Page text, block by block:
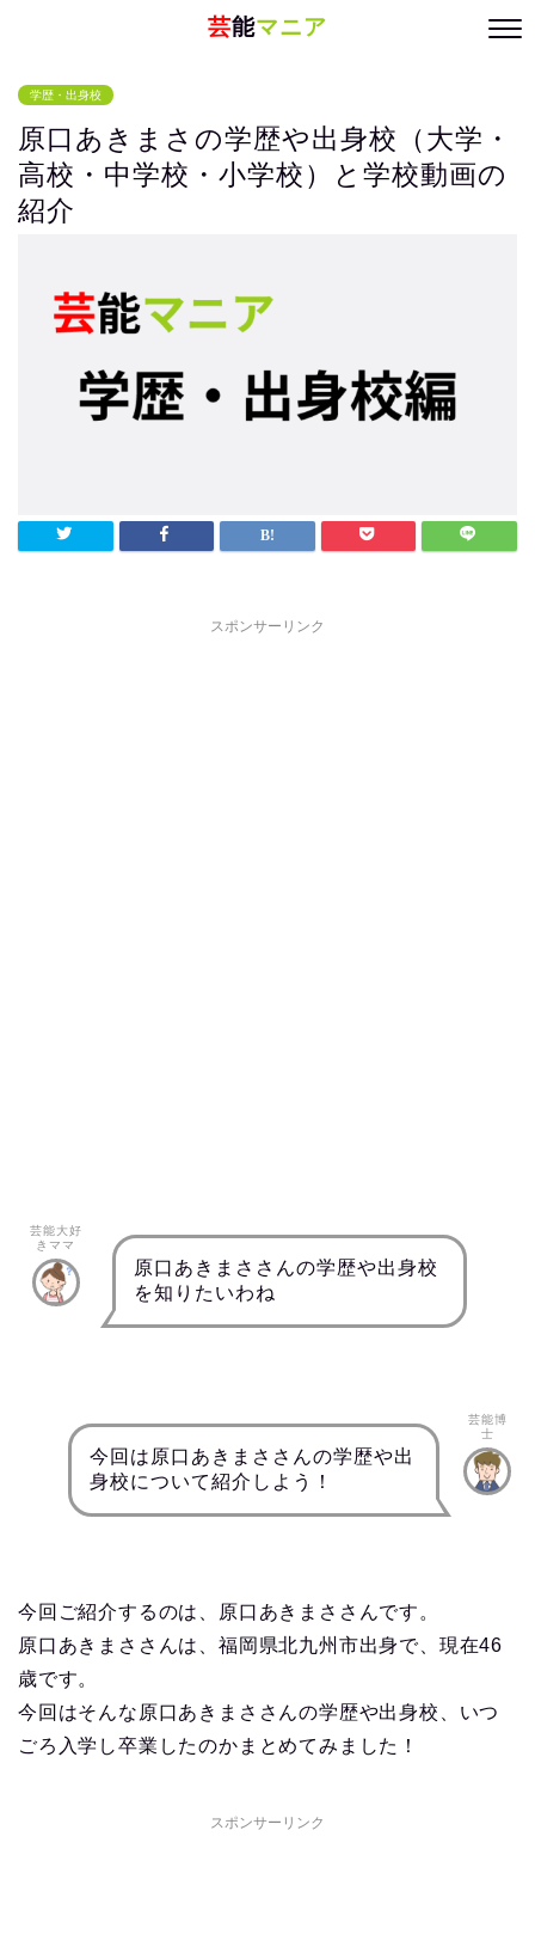
芸能マニア
学歴・出身校
原口あきまさの学歴や出身校（大学・
高校・中学校・小学校）と学校動画の
紹介
スポンサーリンク
芸能大好
きママ
原口あきまささんの学歴や出身校
を知りたいわね
今回は原口あきまささんの学歴や出
身校について紹介しよう！
芸能博
士
今回ご紹介するのは、原口あきまささんです。
原口あきまささんは、福岡県北九州市出身で、現在46
歳です。
今回はそんな原口あきまささんの学歴や出身校、いつ
ごろ入学し卒業したのかまとめてみました！
スポンサーリンク